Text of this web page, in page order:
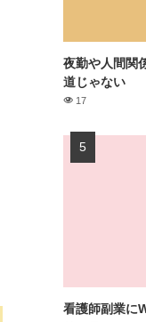
夜勤や人間関
道じゃない
17
看護師副業に